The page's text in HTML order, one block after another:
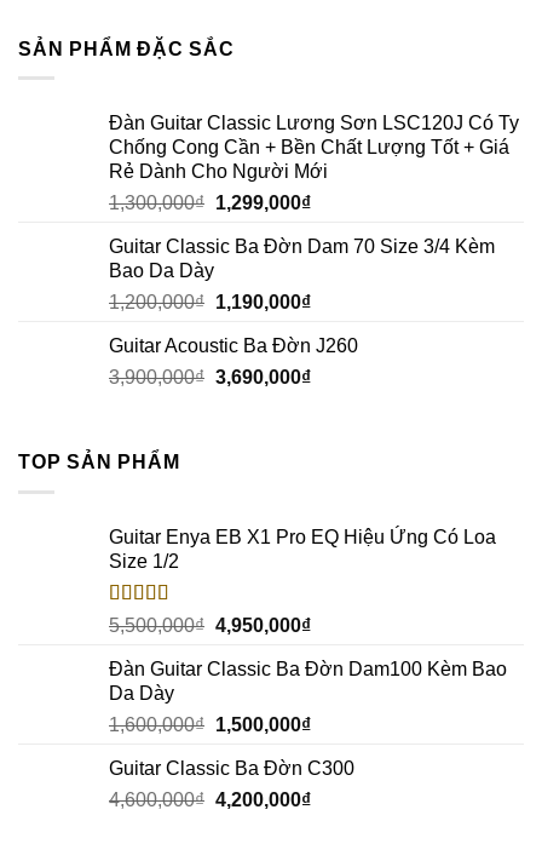
SẢN PHẨM ĐẶC SẮC
Đàn Guitar Classic Lương Sơn LSC120J Có Ty
Chống Cong Cần + Bền Chất Lượng Tốt + Giá
Rẻ Dành Cho Người Mới
1,300,000₫ 1,299,000₫
Guitar Classic Ba Đờn Dam 70 Size 3/4 Kèm
Bao Da Dày
1,200,000₫ 1,190,000₫
Guitar Acoustic Ba Đờn J260
3,900,000₫ 3,690,000₫
TOP SẢN PHẨM
Guitar Enya EB X1 Pro EQ Hiệu Ứng Có Loa
Size 1/2
Rated5.00
out of 5
5,500,000₫ 4,950,000₫
Đàn Guitar Classic Ba Đờn Dam100 Kèm Bao
Da Dày
1,600,000₫ 1,500,000₫
Guitar Classic Ba Đờn C300
4,600,000₫ 4,200,000₫